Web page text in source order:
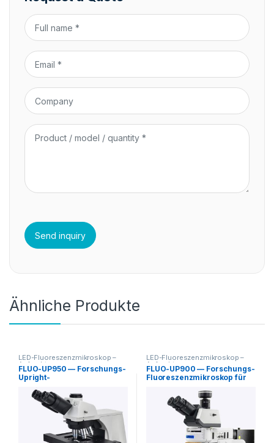
Ähnliche Produkte
LED-Fluoreszenzmikroskop –
Aufrechte
FLUO-UP950 — Forschungs-
Upright-
(motorisierte XYZ-
Plattform)
LED-Fluoreszenzmikroskop –
Aufrechte
FLUO-UP900 — Forschungs-
Fluoreszenzmikroskop für